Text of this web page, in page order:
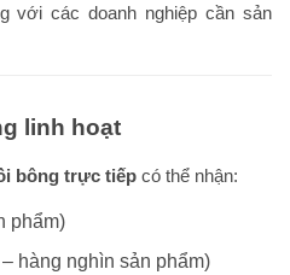
với các doanh nghiệp cần sản
linh hoạt
bông trực tiếp có thể nhận:
phẩm)
hàng nghìn sản phẩm)